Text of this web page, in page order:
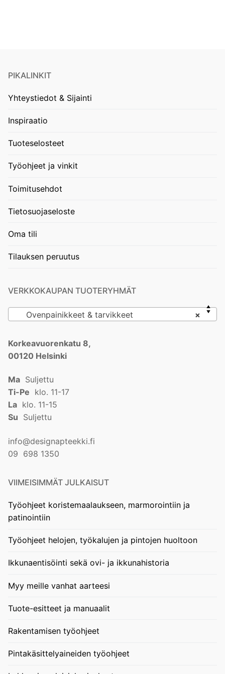
PIKALINKIT
Yhteystiedot & Sijainti
Inspiraatio
Tuoteselosteet
Työohjeet ja vinkit
Toimitusehdot
Tietosuojaseloste
Oma tili
Tilauksen peruutus
VERKKOKAUPAN TUOTERYHMÄT
×
Ovenpainikkeet & tarvikkeet
Korkeavuorenkatu 8,
00120 Helsinki
Ma Suljettu
Ti-Pe klo. 11-17
La klo. 11-15
Su Suljettu
info@designapteekki.fi
09 698 1350
VIIMEISIMMÄT JULKAISUT
Työohjeet koristemaalaukseen, marmorointiin ja
patinointiin
Työohjeet helojen, työkalujen ja pintojen huoltoon
Ikkunaentisöinti sekä ovi- ja ikkunahistoria
Myy meille vanhat aarteesi
Tuote-esitteet ja manuaalit
Rakentamisen työohjeet
Pintakäsittelyaineiden työohjeet